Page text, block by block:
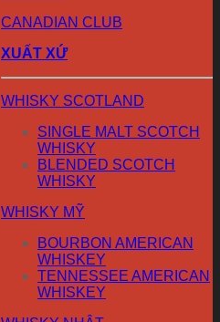
CANADIAN CLUB
XUẤT XỨ
WHISKY SCOTLAND
SINGLE MALT SCOTCH
WHISKY
BLENDED SCOTCH
WHISKY
WHISKY MỸ
BOURBON AMERICAN
WHISKEY
TENNESSEE AMERICAN
WHISKEY